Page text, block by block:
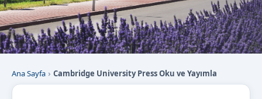
Ana Sayfa Cambridge University Press Oku ve Yayımla